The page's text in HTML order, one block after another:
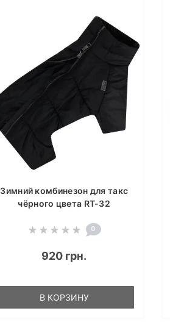
Зимний комбинезон для такс
чёрного цвета RT-32
0
920 грн.
В КОРЗИНУ